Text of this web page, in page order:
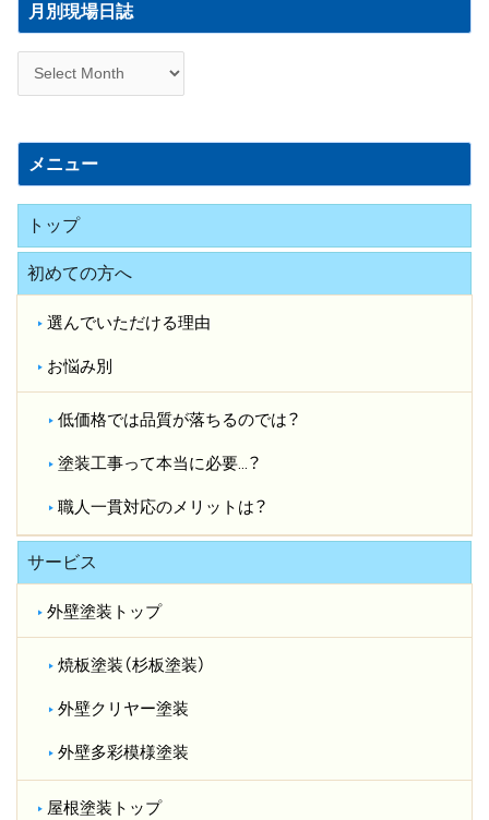
月別現場日誌
現
日
メニュー
トップ
初めての方へ
選んでいただける理由
お悩み別
低価格では品質が落ちるのでは？​
塗装工事って本当に必要…？​
職人一貫対応のメリットは？​
サービス
外壁塗装トップ
焼板塗装（杉板塗装）
外壁クリヤー塗装
外壁多彩模様塗装
屋根塗装トップ